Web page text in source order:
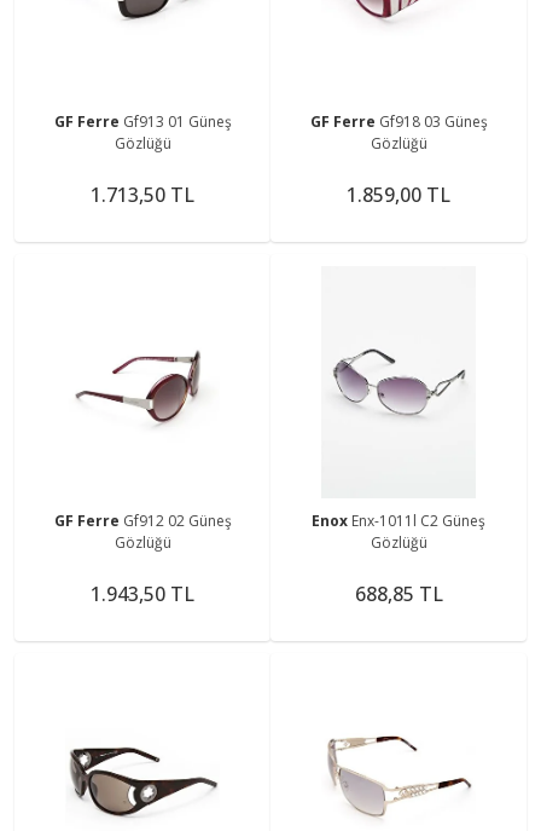
GF Ferre Gf913 01 Güneş
Gözlüğü
1.713,50 TL
GF Ferre Gf918 03 Güneş
Gözlüğü
1.859,00 TL
GF Ferre Gf912 02 Güneş
Gözlüğü
1.943,50 TL
Enox Enx-1011l C2 Güneş
Gözlüğü
688,85 TL